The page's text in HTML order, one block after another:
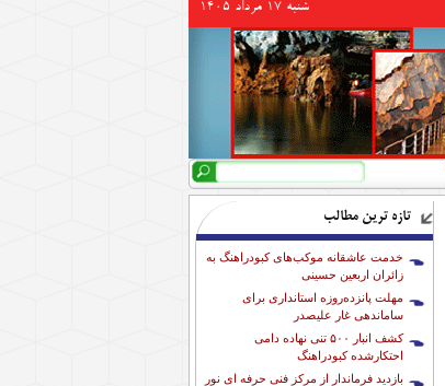
شنبه 17 مرداد 1405
فرم جستجو
جستجو
تازه ترین مطالب
خدمت عاشقانه موکب‌های کبودراهنگ به
زائران اربعین حسینی
مهلت پانزده‌روزه استانداری برای
ساماندهی غار علیصدر
کشف انبار ۵۰۰ تنی نهاده دامی
احتکارشده کبودراهنگ
بازدید فرماندار از مرکز فنی حرفه ای نور